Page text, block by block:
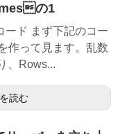
の1
ード まず下記のコー
作って見ます。乱数
、Rows...
読む